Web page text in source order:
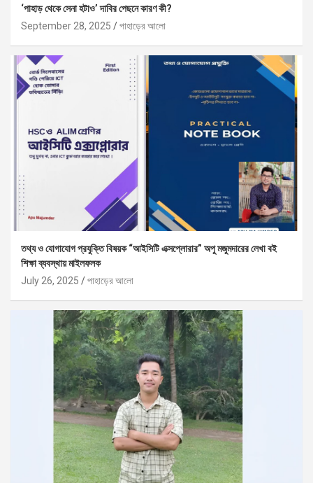
‘পাহাড় থেকে সেনা হটাও’ দাবির পেছনে কারণ কী?
September 28, 2025
পাহাড়ের আলো
তথ্য ও যোগাযোগ প্রযুক্তি বিষয়ক “আইসিটি এক্সপ্লোরার” অপু মজুমদারের লেখা বই
শিক্ষা ব্যবস্থায় মাইলফলক
July 26, 2025
পাহাড়ের আলো